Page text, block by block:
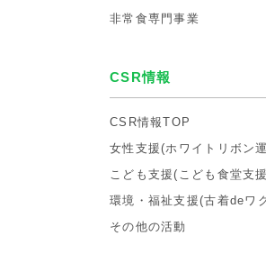
非常食専門事業
CSR情報
CSR情報TOP
女性支援(ホワイトリボン
こども支援(こども食堂支
環境・福祉支援(古着deワ
その他の活動